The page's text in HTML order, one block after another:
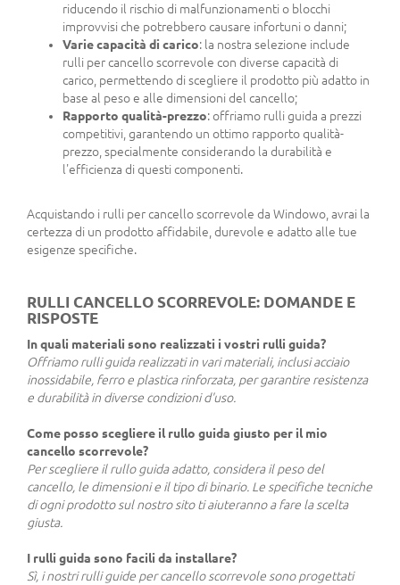
riducendo il rischio di malfunzionamenti o blocchi
improvvisi che potrebbero causare infortuni o danni;
Varie capacità di carico: la nostra selezione include
rulli per cancello scorrevole con diverse capacità di
carico, permettendo di scegliere il prodotto più adatto in
base al peso e alle dimensioni del cancello;
Rapporto qualità-prezzo: offriamo rulli guida a prezzi
competitivi, garantendo un ottimo rapporto qualità-
prezzo, specialmente considerando la durabilità e
l'efficienza di questi componenti.
Acquistando i rulli per cancello scorrevole da Windowo, avrai la
certezza di un prodotto affidabile, durevole e adatto alle tue
esigenze specifiche.
RULLI CANCELLO SCORREVOLE: DOMANDE E
RISPOSTE
In quali materiali sono realizzati i vostri rulli guida?
Offriamo rulli guida realizzati in vari materiali, inclusi acciaio
inossidabile, ferro e plastica rinforzata, per garantire resistenza
e durabilità in diverse condizioni d'uso.
Come posso scegliere il rullo guida giusto per il mio
cancello scorrevole?
Per scegliere il rullo guida adatto, considera il peso del
cancello, le dimensioni e il tipo di binario. Le specifiche tecniche
di ogni prodotto sul nostro sito ti aiuteranno a fare la scelta
giusta.
I rulli guida sono facili da installare?
Sì, i nostri rulli guide per cancello scorrevole sono progettati